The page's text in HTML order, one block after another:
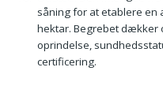
såning for at etablere en
hektar. Begrebet dækker
oprindelse,
certificering.